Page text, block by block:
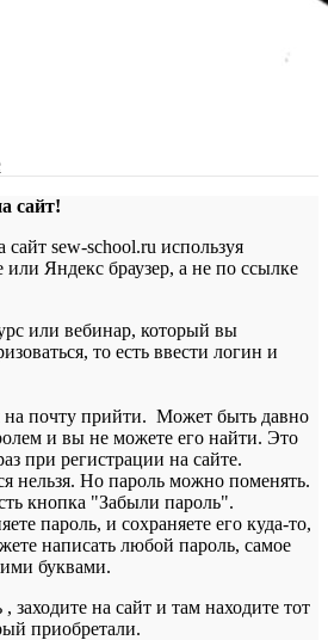
сайт!
сайт sew-school.ru используя
или Яндекс браузер, а не по ссылке
или вебинар, который вы
то есть ввести логин и
почту прийти. Может быть давно
и вы не можете его найти. Это
при регистрации на сайте.
нельзя. Но пароль можно поменять.
кнопка "Забыли пароль".
пароль, и сохраняете его куда-то,
написать любой пароль, самое
буквами.
заходите на сайт и там находите тот
приобретали.